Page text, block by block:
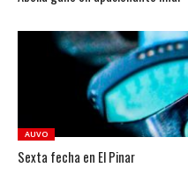
AUVO
Sexta fecha en El Pinar